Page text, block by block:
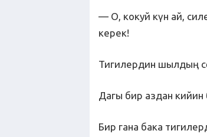
— О, кокуй күн ай,
керек!
Тигилердин шылдың
Дагы бир аздан
Бир гана бака